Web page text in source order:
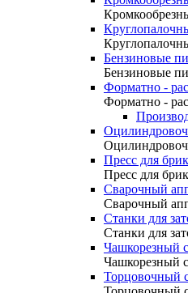
Бензиновые
Бензиновые
Форматно -
Форматно -
Пресс для
Пресс для
Сварочный
Сварочный
Станки для
Станки для
Чашкорезный
Чашкорезный
Торцовочный